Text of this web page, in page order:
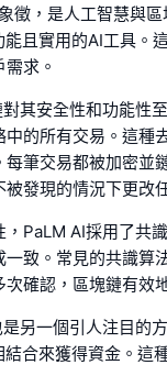
徵，是人工智慧與
且實用的AI工具。
求。
其安全性和功能性
的所有交易。這種
筆交易都被加密並
發現的情況下更改
PaLM AI採用了共
致。常見的共識算
確認，區塊鏈有效
另一個引人注目的
合來獲得資金。這